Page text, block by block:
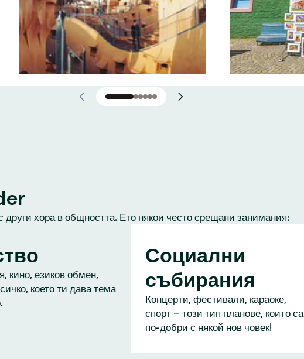
хора в общността. Ето някои често срещани занимания:
кино, езиков обмен,
което ти дава тема
Социални
събирания
Концерти, фестивали, караоке,
спорт – този тип планове, които са
по-добри с някой нов човек!